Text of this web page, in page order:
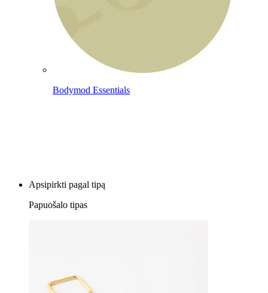
Bodymod Essentials
Apsipirkti pagal tipą
Papuošalo tipas